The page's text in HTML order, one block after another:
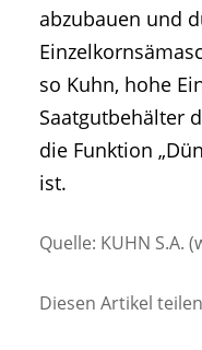
abzubauen und
so Kuhn, hohe
Saatgutbehälter
die Funktion
ist.
Quelle: KUHN S.A.
Diesen Artikel